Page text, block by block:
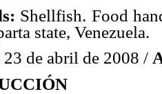
Shellfish. Food
state, Venezuela.
23 de abril de 2008 /